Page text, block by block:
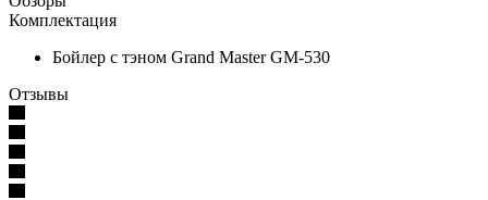
Комплектация
Бойлер с тэном Grand Master GM-530
Отзывы